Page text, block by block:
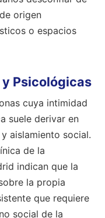
origen
o espacios
Psicológicas
cuya intimidad
suele derivar en
aislamiento social.
de la
indican que la
la propia
que requiere
social de la